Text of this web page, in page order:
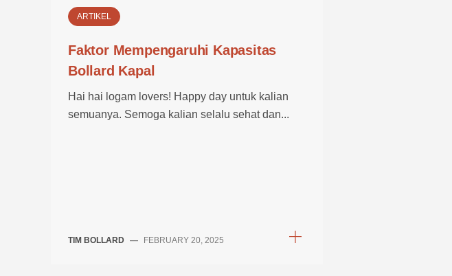
ARTIKEL
Faktor Mempengaruhi Kapasitas
Bollard Kapal
Hai hai logam lovers! Happy day untuk kalian
semuanya. Semoga kalian selalu sehat dan...
TIM BOLLARD — FEBRUARY 20, 2025